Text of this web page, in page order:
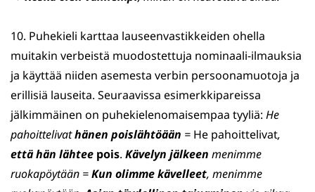
10. Puhekieli karttaa lauseenvastikkeiden ohella
muitakin verbeistä muodostettuja nominaali-ilmauksia
ja käyttää niiden asemesta verbin persoonamuotoja ja
erillisiä lauseita. Seuraavissa esimerkkipareissa
jälkimmäinen on puhekielenomaisempaa tyyliä: He
pahoittelivathänen poislähtöään = He pahoittelivat,
että hän lähtee pois. Kävelyn jälkeen menimme
ruokapöytään =Kun olimme kävelleet, menimme